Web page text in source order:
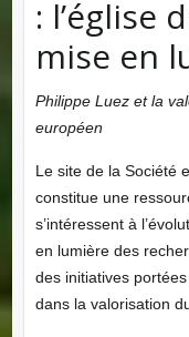
: l’église
mise en
Philippe Luez et la
européen
Le site de la Société
constitue une
s’intéressent à
en lumière des
des initiatives
dans la valorisation